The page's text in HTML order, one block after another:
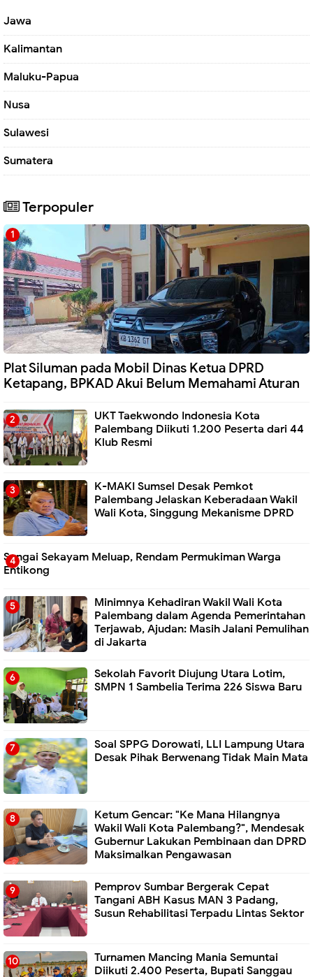
Jawa
Kalimantan
Maluku-Papua
Nusa
Sulawesi
Sumatera
Terpopuler
Plat Siluman pada Mobil Dinas Ketua DPRD
Ketapang, BPKAD Akui Belum Memahami Aturan
UKT Taekwondo Indonesia Kota
Palembang Diikuti 1.200 Peserta dari 44
Klub Resmi
K-MAKI Sumsel Desak Pemkot
Palembang Jelaskan Keberadaan Wakil
Wali Kota, Singgung Mekanisme DPRD
Sungai Sekayam Meluap, Rendam Permukiman Warga
Entikong
Minimnya Kehadiran Wakil Wali Kota
Palembang dalam Agenda Pemerintahan
Terjawab, Ajudan: Masih Jalani Pemulihan
di Jakarta
Sekolah Favorit Diujung Utara Lotim,
SMPN 1 Sambelia Terima 226 Siswa Baru ‎
Soal SPPG Dorowati, LLI Lampung Utara
Desak Pihak Berwenang Tidak Main Mata
Ketum Gencar: "Ke Mana Hilangnya
Wakil Wali Kota Palembang?", Mendesak
Gubernur Lakukan Pembinaan dan DPRD
Maksimalkan Pengawasan
Pemprov Sumbar Bergerak Cepat
Tangani ABH Kasus MAN 3 Padang,
Susun Rehabilitasi Terpadu Lintas Sektor
Turnamen Mancing Mania Semuntai
Diikuti 2.400 Peserta, Bupati Sanggau